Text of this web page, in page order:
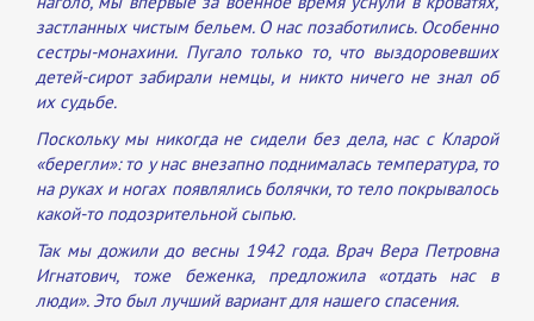
застланных чистым бельем. О нас позаботились. Особенно
сестры-монахини. Пугало только то, что выздоровевших
детей-сирот забирали немцы, и никто ничего не знал об
их судьбе.
Поскольку мы никогда не сидели без дела, нас с Кларой
«берегли»: то у нас внезапно поднималась температура, то
на руках и ногах появлялись болячки, то тело покрывалось
какой-то подозрительной сыпью.
Так мы дожили до весны 1942 года. Врач Вера Петровна
Игнатович, тоже беженка, предложила «отдать нас в
люди». Это был лучший вариант для нашего спасения.